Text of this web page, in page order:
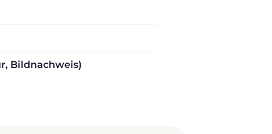
Bildnachweis)